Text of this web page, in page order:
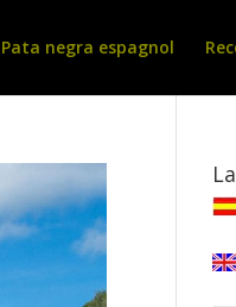
Pata negra espagnol